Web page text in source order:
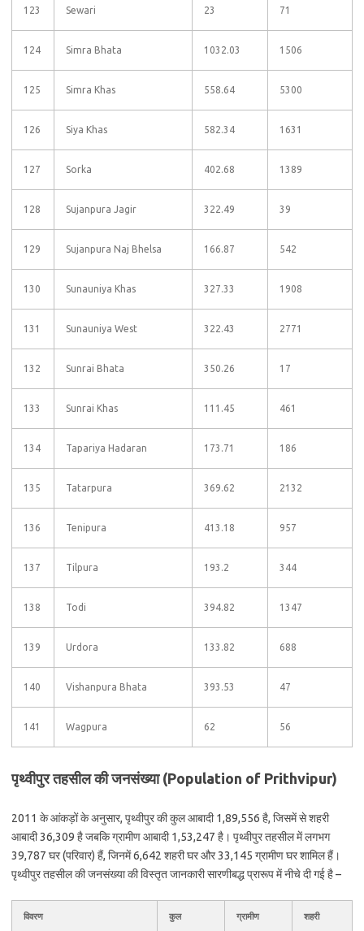
123 Sewari 23 71
124 Simra Bhata 1032.03 1506
125 Simra Khas 558.64 5300
126 Siya Khas 582.34 1631
127 Sorka 402.68 1389
128 Sujanpura Jagir 322.49 39
129 Sujanpura Naj Bhelsa 166.87 542
130 Sunauniya Khas 327.33 1908
131 Sunauniya West 322.43 2771
132 Sunrai Bhata 350.26 17
133 Sunrai Khas 111.45 461
134 Tapariya Hadaran 173.71 186
135 Tatarpura 369.62 2132
136 Tenipura 413.18 957
137 Tilpura 193.2 344
138 Todi 394.82 1347
139 Urdora 133.82 688
140 Vishanpura Bhata 393.53 47
141 Wagpura 62 56
पृथ्वीपुर तहसील की जनसंख्या (Population of Prithvipur)
2011 के आंकड़ों के अनुसार, पृथ्वीपुर की कुल आबादी 1,89,556 है, जिसमें से शहरी
आबादी 36,309 है जबकि ग्रामीण आबादी 1,53,247 है। पृथ्वीपुर तहसील में लगभग
39,787 घर (परिवार) हैं, जिनमें 6,642 शहरी घर और 33,145 ग्रामीण घर शामिल हैं।
पृथ्वीपुर तहसील की जनसंख्या की विस्तृत जानकारी सारणीबद्ध प्रारूप में नीचे दी गई है –
विवरण कुल ग्रामीण शहरी